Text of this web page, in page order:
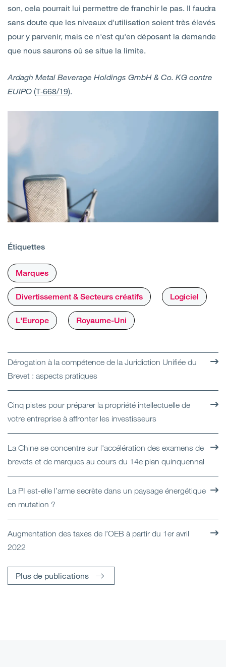
son, cela pourrait lui permettre de franchir le pas. Il faudra
sans doute que les niveaux d'utilisation soient très élevés
pour y parvenir, mais ce n'est qu'en déposant la demande
que nous saurons où se situe la limite.
Ardagh Metal Beverage Holdings GmbH & Co. KG contre
EUIPO (T‑668/19).
Étiquettes
Marques
Divertissement & Secteurs créatifs Logiciel
L'Europe Royaume-Uni
Dérogation à la compétence de la Juridiction Unifiée du
Brevet : aspects pratiques
Cinq pistes pour préparer la propriété intellectuelle de
votre entreprise à affronter les investisseurs
La Chine se concentre sur l'accélération des examens de
brevets et de marques au cours du 14e plan quinquennal
La PI est-elle l’arme secrète dans un paysage énergétique
en mutation ?
Augmentation des taxes de l’OEB à partir du 1er avril
2022
Plus de publications